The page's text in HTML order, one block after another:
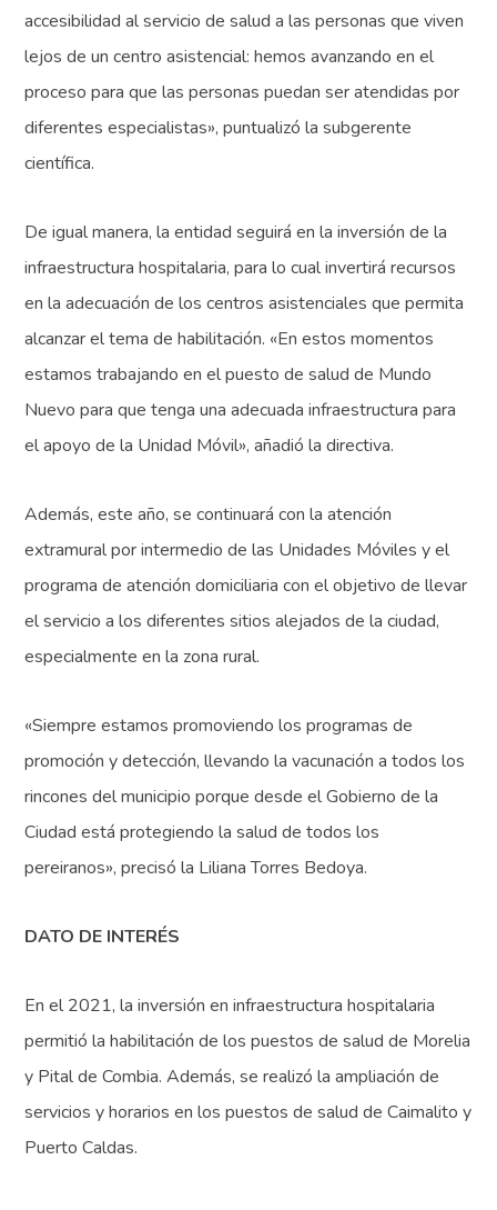
accesibilidad al servicio de salud a las personas que viven
lejos de un centro asistencial: hemos avanzando en el
proceso para que las personas puedan ser atendidas por
diferentes especialistas», puntualizó la subgerente
científica.
De igual manera, la entidad seguirá en la inversión de la
infraestructura hospitalaria, para lo cual invertirá recursos
en la adecuación de los centros asistenciales que permita
alcanzar el tema de habilitación. «En estos momentos
estamos trabajando en el puesto de salud de Mundo
Nuevo para que tenga una adecuada infraestructura para
el apoyo de la Unidad Móvil», añadió la directiva.
Además, este año, se continuará con la atención
extramural por intermedio de las Unidades Móviles y el
programa de atención domiciliaria con el objetivo de llevar
el servicio a los diferentes sitios alejados de la ciudad,
especialmente en la zona rural.
«Siempre estamos promoviendo los programas de
promoción y detección, llevando la vacunación a todos los
rincones del municipio porque desde el Gobierno de la
Ciudad está protegiendo la salud de todos los
pereiranos», precisó la Liliana Torres Bedoya.​
DATO DE INTERÉS
En el 2021, la inversión en infraestructura hospitalaria
permitió la habilitación de los puestos de salud de Morelia
y Pital de Combia. Además, se realizó la ampliación de
servicios y horarios en los puestos de salud de Caimalito y
Puerto Caldas.​